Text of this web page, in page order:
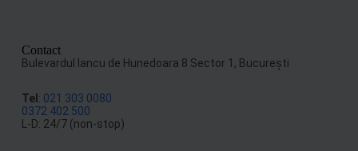
Contact
Bulevardul Iancu de Hunedoara 8 Sector 1, Bucureşti
Tel: 021 303 0080
0372 402 500
L-D: 24/7 (non-stop)